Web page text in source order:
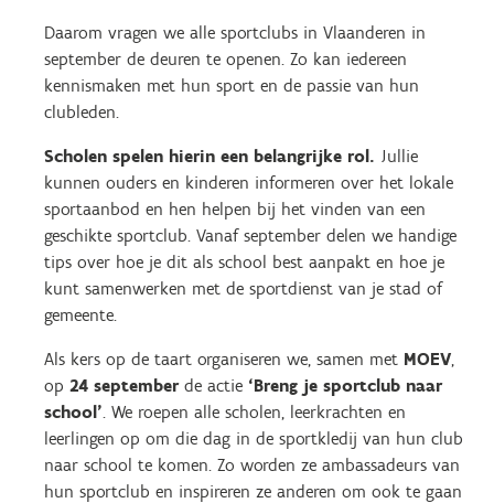
Daarom vragen we alle sportclubs in Vlaanderen in
september de deuren te openen. Zo kan iedereen
kennismaken met hun sport en de passie van hun
clubleden.
Scholen spelen hierin een belangrijke rol. Jullie
kunnen ouders en kinderen informeren over het lokale
sportaanbod en hen helpen bij het vinden van een
geschikte sportclub. Vanaf september delen we handige
tips over hoe je dit als school best aanpakt en hoe je
kunt samenwerken met de sportdienst van je stad of
gemeente.
Als kers op de taart organiseren we, samen met MOEV,
op 24 septemberde actie ‘Breng je sportclub naar
school’. We roepen alle scholen, leerkrachten en
leerlingen op om die dag in de sportkledij van hun club
naar school te komen. Zo worden ze ambassadeurs van
hun sportclub en inspireren ze anderen om ook te gaan